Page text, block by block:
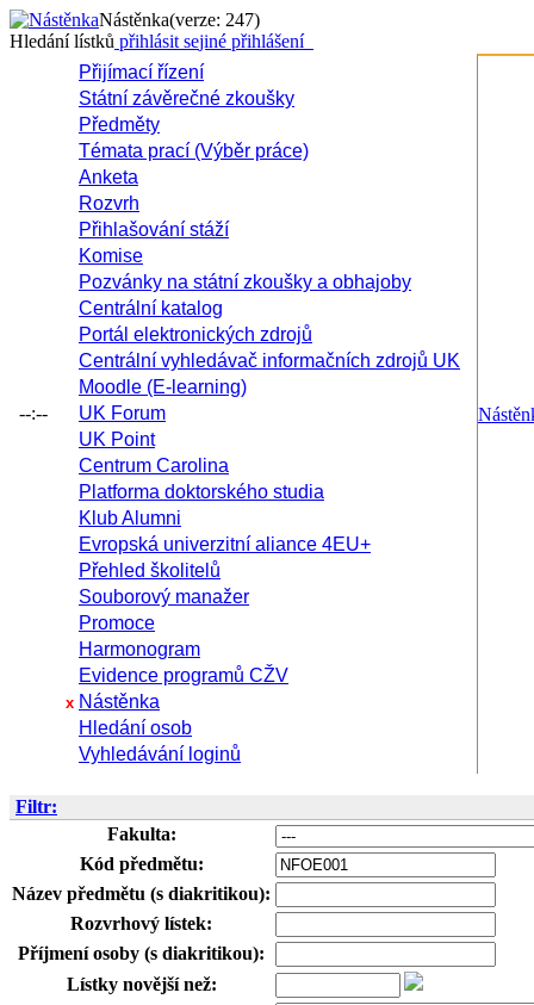
Nástěnka(verze: 247)
Hledání lístků přihlásit sejiné přihlášení
--:--
Přijímací řízení
Státní závěrečné zkoušky
Předměty
Témata prací (Výběr práce)
Anketa
Rozvrh
Přihlašování stáží
Komise
Pozvánky na státní zkoušky a obhajoby
Centrální katalog
Portál elektronických zdrojů
Centrální vyhledávač informačních zdrojů UK
Moodle (E-learning)
UK Forum
UK Point
Centrum Carolina
Platforma doktorského studia
Klub Alumni
Evropská univerzitní aliance 4EU+
Přehled školitelů
Souborový manažer
Promoce
Harmonogram
Evidence programů CŽV
x Nástěnka
Hledání osob
Vyhledávání loginů
Filtr:
Fakulta:
Kód předmětu:
Název předmětu (s diakritikou):
Rozvrhový lístek:
Příjmení osoby (s diakritikou):
Lístky novější než: